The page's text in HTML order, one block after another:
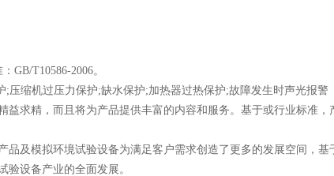
T10586-2006。
缩机过压力保护;缺水保护;加热器过热保护;故障发生时声光报警
求精，而且将为产品提供丰富的内容和服务。基于或行业标准，
及模拟环境试验设备为满足客户需求创造了更多的发展空间，基
验设备产业的全面发展。